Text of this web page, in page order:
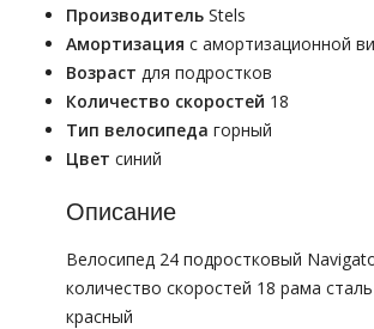
Производитель Stels
Амортизация с амортизационной
Возраст для подростков
Количество скоростей 18
Тип велосипеда горный
Цвет синий
Описание
Велосипед 24 подростковый
количество скоростей 18 рама
красный